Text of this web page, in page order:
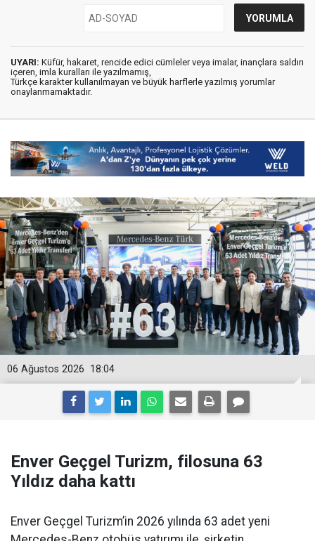
UYARI: Küfür, hakaret, rencide edici cümleler veya imalar, inançlara saldırı
içeren, imla kuralları ile yazılmamış,
Türkçe karakter kullanılmayan ve büyük harflerle yazılmış yorumlar
onaylanmamaktadır.
18:04
06 Ağustos 2026
Enver Geçgel Turizm, filosuna 63
Yıldız daha kattı
Enver Geçgel Turizm’in 2026 yılında 63 adet yeni